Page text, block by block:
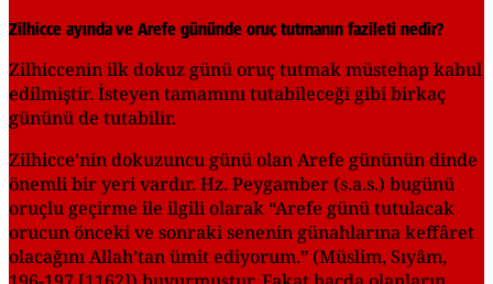
Zilhicce ayında ve Arefe gününde oruç tutmanın fazileti nedir?
Zilhiccenin ilk dokuz günü oruç tutmak müstehap kabul
edilmiştir. İsteyen tamamını tutabileceği gibi birkaç
gününü de tutabilir.
Zilhicce’nin dokuzuncu günü olan Arefe gününün dinde
önemli bir yeri vardır. Hz. Peygamber (s.a.s.) bugünü
oruçlu geçirme ile ilgili olarak “Arefe günü tutulacak
orucun önceki ve sonraki senenin günahlarına keffâret
olacağını Allah’tan ümit ediyorum.” (Müslim, Sıyâm,